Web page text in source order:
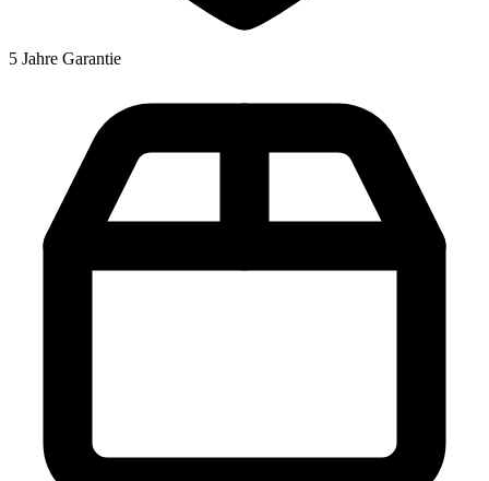
5 Jahre Garantie